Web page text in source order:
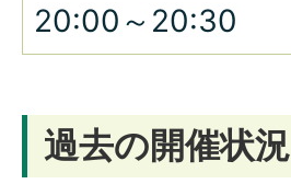
20:00～20:30
過去の開催状況